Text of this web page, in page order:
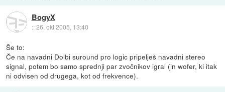
BogyX
::26. okt 2005, 13:40
Še to:
Če na navadni Dolbi suround pro logic pripelješ navadni stereo
signal, potem bo samo sprednji par zvočnikov igral (in wofer, ki itak
ni odvisen od drugega, kot od frekvence).